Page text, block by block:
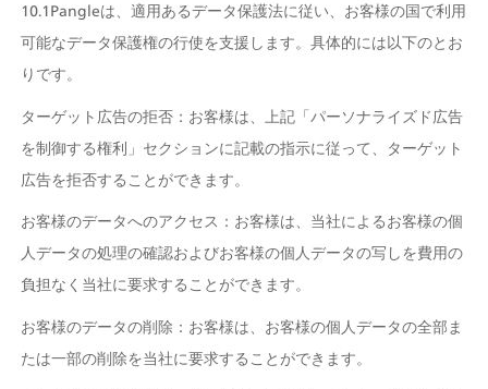
10.1Pangleは、適用あるデータ保護法に従い、お客様の国で利用
可能なデータ保護権の行使を支援します。具体的には以下のとお
りです。
ターゲット広告の拒否：お客様は、上記「パーソナライズド広告
を制御する権利」セクションに記載の指示に従って、ターゲット
広告を拒否することができます。
お客様のデータへのアクセス：お客様は、当社によるお客様の個
人データの処理の確認およびお客様の個人データの写しを費用の
負担なく当社に要求することができます。
お客様のデータの削除：お客様は、お客様の個人データの全部ま
たは一部の削除を当社に要求することができます。